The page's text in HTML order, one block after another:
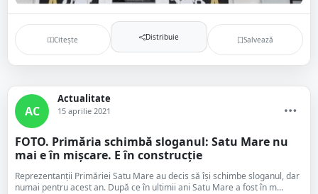
Citește Distribuie Salvează
AC
Actualitate
15 aprilie 2021
FOTO. Primăria schimbă sloganul: Satu Mare nu
mai e în mișcare. E în construcție
Reprezentanții Primăriei Satu Mare au decis să își schimbe sloganul, dar
numai pentru acest an. După ce în ultimii ani Satu Mare a fost în m...